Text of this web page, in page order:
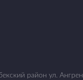
район ул. Ангрен